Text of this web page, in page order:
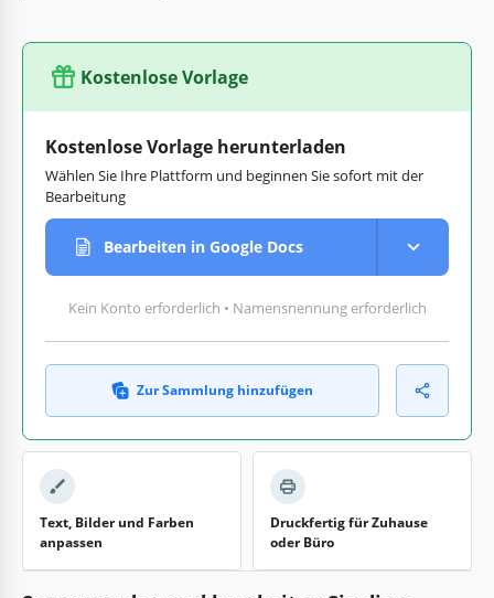
Kostenlose Vorlage
Kostenlose Vorlage herunterladen
Wählen Sie Ihre Plattform und beginnen Sie sofort mit der
Bearbeitung
Bearbeiten in Google Docs
Kein Konto erforderlich • Namensnennung erforderlich
Zur Sammlung hinzufügen
Text, Bilder und Farben
anpassen
Druckfertig für Zuhause
oder Büro